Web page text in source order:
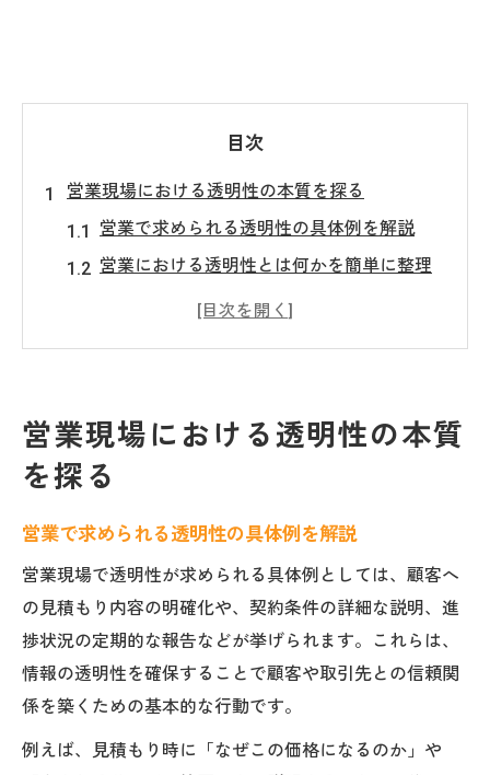
目次
営業現場における透明性の本質を探る
営業で求められる透明性の具体例を解説
営業における透明性とは何かを簡単に整理
営業現場の透明性ガイドラインと実践法
営業で使える透明性のビジネス用語解説
営業現場で役立つ透明性の言い換え例文
営業職が押さえるべき透明性の定義
ビジネス用語の透明性を営業にどう活かす
営業における透明性の意味とポイント
健全な営業組織を見抜く透明性の基準
営業組織における透明性の基準をチェック
営業現場で透明性が高い組織の特徴とは
営業現場における透明性の本質
を探る
営業で求められる透明性の具体例を解説
営業現場で透明性が求められる具体例としては、顧客へ
の見積もり内容の明確化や、契約条件の詳細な説明、進
捗状況の定期的な報告などが挙げられます。これらは、
情報の透明性を確保することで顧客や取引先との信頼関
係を築くための基本的な行動です。
例えば、見積もり時に「なぜこの価格になるのか」や